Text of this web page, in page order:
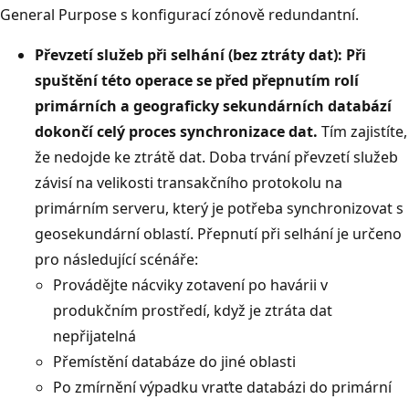
General Purpose s konfigurací zónově redundantní.
Převzetí služeb při selhání (bez ztráty dat): Při
spuštění této operace se před přepnutím rolí
primárních a geograficky sekundárních databází
dokončí celý proces synchronizace dat. Tím zajistíte,
že nedojde ke ztrátě dat. Doba trvání převzetí služeb
závisí na velikosti transakčního protokolu na
primárním serveru, který je potřeba synchronizovat s
geosekundární oblastí. Přepnutí při selhání je určeno
pro následující scénáře:
Provádějte nácviky zotavení po havárii v
produkčním prostředí, když je ztráta dat
nepřijatelná
Přemístění databáze do jiné oblasti
Po zmírnění výpadku vraťte databázi do primární